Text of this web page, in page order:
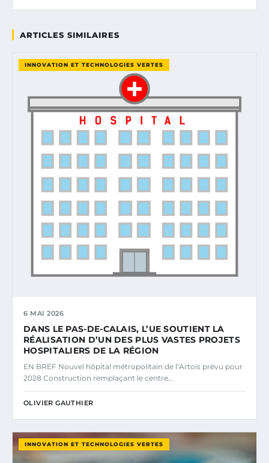
ARTICLES SIMILAIRES
INNOVATION ET TECHNOLOGIES VERTES
6 MAI 2026
DANS LE PAS-DE-CALAIS, L’UE SOUTIENT LA
RÉALISATION D’UN DES PLUS VASTES PROJETS
HOSPITALIERS DE LA RÉGION
EN BREF Nouvel hôpital métropolitain de l’Artois prévu pour
2028 Construction remplaçant le centre…
OLIVIER GAUTHIER
INNOVATION ET TECHNOLOGIES VERTES